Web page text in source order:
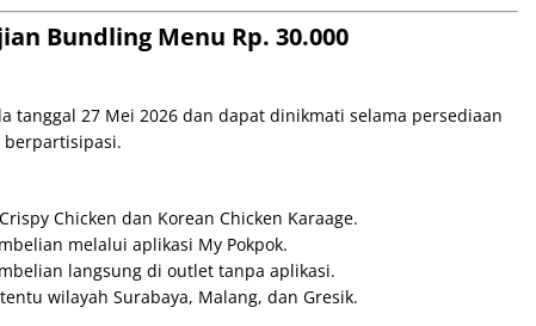
Bundling Menu Rp. 30.000
tanggal 27 Mei 2026 dan dapat dinikmati selama persediaan
Chicken dan Korean Chicken Karaage.
melalui aplikasi My Pokpok.
langsung di outlet tanpa aplikasi.
wilayah Surabaya, Malang, dan Gresik.